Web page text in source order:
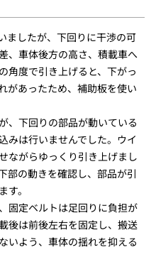
ましたが、下回りに干渉の可
、車体後方の高さ、積載車へ
角度で引き上げると、下がっ
があったため、補助板を使い
、下回りの部品が動いている
みは行いませんでした。ウイ
ながらゆっくり引き上げまし
部の動きを確認し、部品が引
。
固定ベルトは足回りに負担が
後は前後左右を固定し、搬送
いよう、車体の揺れを抑える